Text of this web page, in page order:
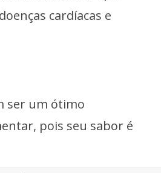
cardíacas e
ser um ótimo
pois seu sabor é